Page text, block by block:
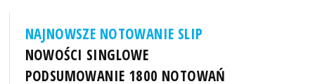
NAJNOWSZE NOTOWANIE SLIP
NOWOŚCI SINGLOWE
PODSUMOWANIE 1800 NOTOWAŃ